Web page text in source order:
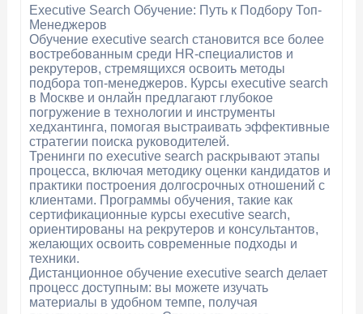
Executive Search Обучение: Путь к Подбору Топ-
Менеджеров
Обучение executive search становится все более
востребованным среди HR-специалистов и
рекрутеров, стремящихся освоить методы
подбора топ-менеджеров. Курсы executive search
в Москве и онлайн предлагают глубокое
погружение в технологии и инструменты
хедхантинга, помогая выстраивать эффективные
стратегии поиска руководителей.
Тренинги по executive search раскрывают этапы
процесса, включая методику оценки кандидатов и
практики построения долгосрочных отношений с
клиентами. Программы обучения, такие как
сертификационные курсы executive search,
ориентированы на рекрутеров и консультантов,
желающих освоить современные подходы и
техники.
Дистанционное обучение executive search делает
процесс доступным: вы можете изучать
материалы в удобном темпе, получая